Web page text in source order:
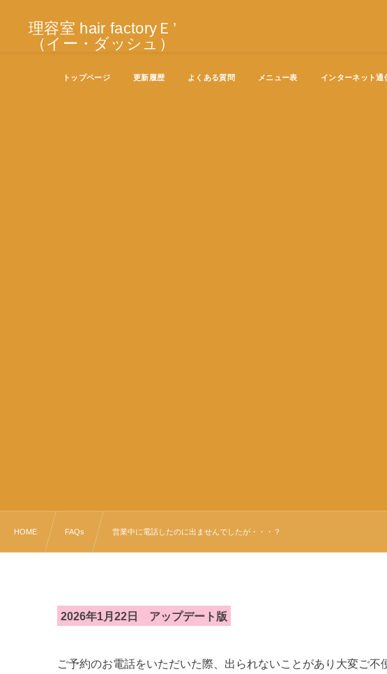
理容室 hair factoryＥ’
（イー・ダッシュ）
トップページ 更新履歴 よくある質問 メニュー表 インターネット通
HOME FAQs 営業中に電話したのに出ませんでしたが・・・？
2026年1月22日 アップデート版
ご予約のお電話をいただいた際、出られないことがあり大変ご不